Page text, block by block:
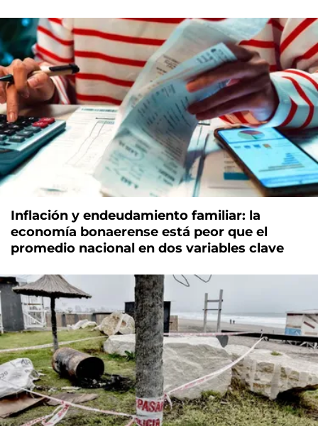
Inflación y endeudamiento familiar: la
economía bonaerense está peor que el
promedio nacional en dos variables clave